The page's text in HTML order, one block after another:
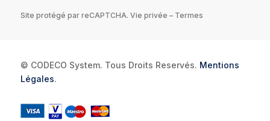
Site protégé par reCAPTCHA. Vie privée – Termes
© CODECO System. Tous Droits Reservés. Mentions
Légales.